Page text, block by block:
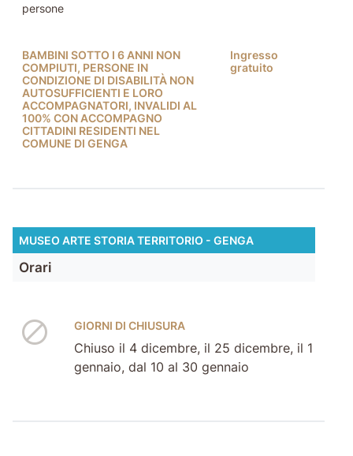
persone
BAMBINI SOTTO I 6 ANNI NON
COMPIUTI, PERSONE IN
CONDIZIONE DI DISABILITÀ NON
AUTOSUFFICIENTI E LORO
ACCOMPAGNATORI, INVALIDI AL
100% CON ACCOMPAGNO
CITTADINI RESIDENTI NEL
COMUNE DI GENGA
Ingresso
gratuito
MUSEO ARTE STORIA TERRITORIO - GENGA
Orari
GIORNI DI CHIUSURA
Chiuso il 4 dicembre, il 25 dicembre, il 1
gennaio, dal 10 al 30 gennaio